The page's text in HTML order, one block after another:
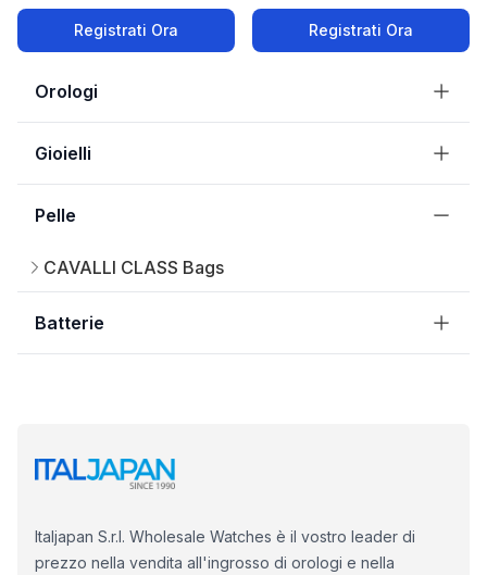
Orologi
Gioielli
Pelle
CAVALLI CLASS Bags
Batterie
Registrati Ora Registrati Ora
Italjapan S.r.l. Wholesale Watches è il vostro leader di
prezzo nella vendita all'ingrosso di orologi e nella